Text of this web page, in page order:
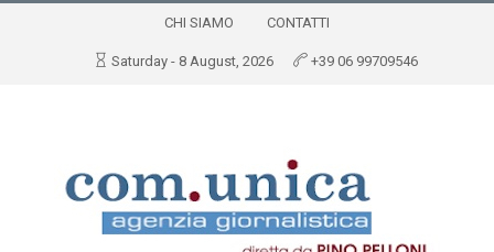
CHI SIAMO CONTATTI
Saturday - 8 August, 2026 +39 06 99709546